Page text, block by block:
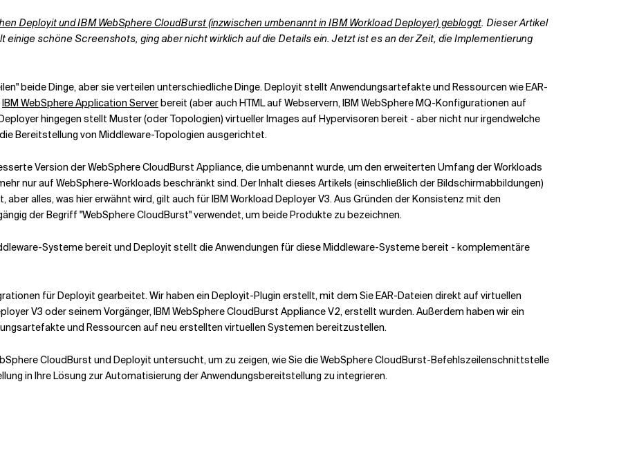
Deployit und IBM WebSphere CloudBurst (inzwischen umbenannt in IBM Workload Deployer) gebloggt. Dieser Artikel
einige schöne Screenshots, ging aber nicht wirklich auf die Details ein. Jetzt ist es an der Zeit, die Implementierung
beide Dinge, aber sie verteilen unterschiedliche Dinge. Deployit stellt Anwendungsartefakte und Ressourcen wie EAR-
IBM WebSphere Application Serverbereit (aber auch HTML auf Webservern, IBM WebSphere MQ-Konfigurationen auf
hingegen stellt Muster (oder Topologien) virtueller Images auf Hypervisoren bereit - aber nicht nur irgendwelche
Bereitstellung von Middleware-Topologien ausgerichtet.
Version der WebSphere CloudBurst Appliance, die umbenannt wurde, um den erweiterten Umfang der Workloads
nur auf WebSphere-Workloads beschränkt sind. Der Inhalt dieses Artikels (einschließlich der Bildschirmabbildungen)
alles, was hier erwähnt wird, gilt auch für IBM Workload Deployer V3. Aus Gründen der Konsistenz mit den
der Begriff "WebSphere CloudBurst" verwendet, um beide Produkte zu bezeichnen.
Systeme bereit und Deployit stellt die Anwendungen für diese Middleware-Systeme bereit - komplementäre
für Deployit gearbeitet. Wir haben ein Deployit-Plugin erstellt, mit dem Sie EAR-Dateien direkt auf virtuellen
V3 oder seinem Vorgänger, IBM WebSphereCloudBurst Appliance V2, erstellt wurden. Außerdem haben wir ein
und Ressourcen auf neu erstellten virtuellen Systemen bereitzustellen.
CloudBurst und Deployit untersucht, um zu zeigen, wie Sie die WebSphere CloudBurst-Befehlszeilenschnittstelle
in Ihre Lösung zur Automatisierung der Anwendungsbereitstellung zu integrieren.